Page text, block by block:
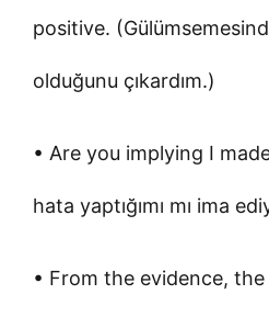
positive.
olduğunu çıkardım.)
• Are you implying I
hata yaptığımı mı ima
• From the evidence,